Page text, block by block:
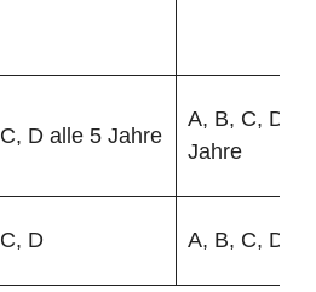
C, D alle 5 Jahre
A, B, C, D
Jahre
C, D A, B, C, D